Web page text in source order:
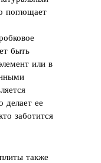
поглощает
быть
или в
делает ее
заботится
также